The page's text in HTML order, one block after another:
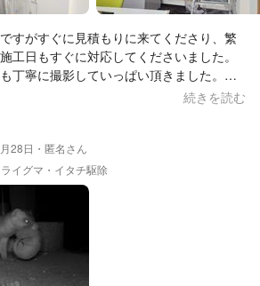
すがすぐに見積もりに来てくださり、繁
工日もすぐに対応してくださいました。
丁寧に撮影していっぱい頂きました。施
ども綺麗に対応してくださり丁寧に作業し
続きを読む
28日・匿名さん
イグマ・イタチ駆除